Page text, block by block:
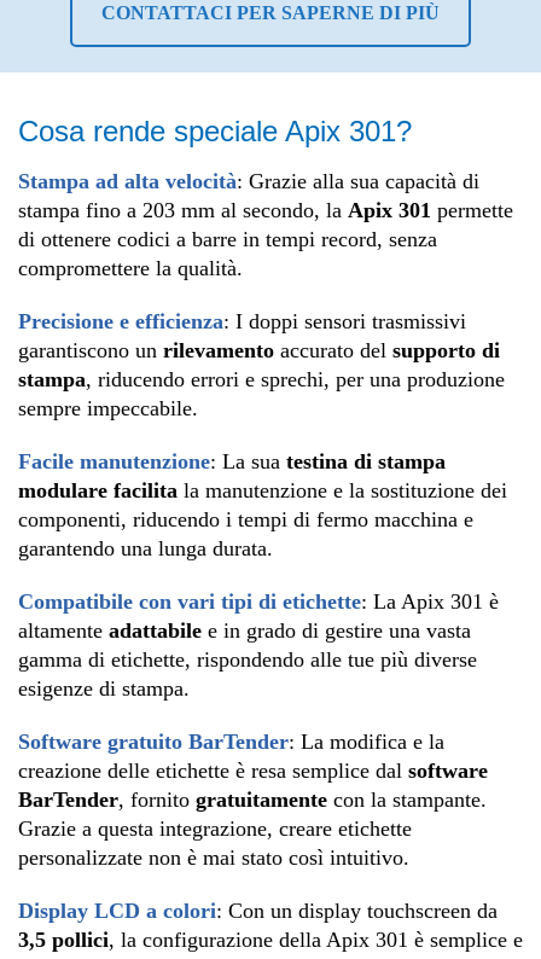
CONTATTACI PER SAPERNE DI PIÙ
Cosa rende speciale Apix 301?
Stampa ad alta velocità: Grazie alla sua capacità di
stampa fino a 203 mm al secondo, la Apix 301 permette
di ottenere codici a barre in tempi record, senza
compromettere la qualità.
Precisione e efficienza: I doppi sensori trasmissivi
garantiscono un rilevamento accurato del supporto di
stampa, riducendo errori e sprechi, per una produzione
sempre impeccabile.
Facile manutenzione: La sua testina di stampa
modulare facilita la manutenzione e la sostituzione dei
componenti, riducendo i tempi di fermo macchina e
garantendo una lunga durata.
Compatibile con vari tipi di etichette: La Apix 301 è
altamente adattabile e in grado di gestire una vasta
gamma di etichette, rispondendo alle tue più diverse
esigenze di stampa.
Software gratuito BarTender: La modifica e la
creazione delle etichette è resa semplice dal software
BarTender, fornito gratuitamente con la stampante.
Grazie a questa integrazione, creare etichette
personalizzate non è mai stato così intuitivo.
Display LCD a colori: Con un display touchscreen da
3,5 pollici, la configurazione della Apix 301 è semplice e